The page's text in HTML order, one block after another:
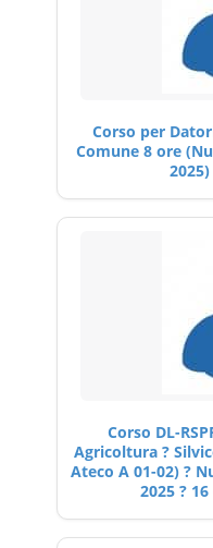
Corso per
Comune 8 ore
Corso DL-
Agricoltura ?
Ateco A 01-02) ?
2025 ?